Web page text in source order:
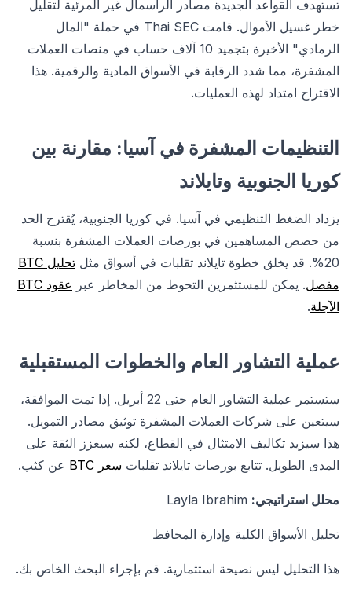
تستهدف القواعد الجديدة مصادر الرأسمال غير المرئية لتقليل
خطر غسيل الأموال. قامت Thai SEC في حملة "المال
الرمادي" الأخيرة بتجميد 10 آلاف حساب في منصات العملات
المشفرة، مما شدد الرقابة في الأسواق المادية والرقمية. هذا
الاقتراح امتداد لهذه العمليات.
التنظيمات المشفرة في آسيا: مقارنة بين
كوريا الجنوبية وتايلاند
يزداد الضغط التنظيمي في آسيا. في كوريا الجنوبية، يُقترح الحد
من حصص المساهمين في بورصات العملات المشفرة بنسبة
20%. قد يخلق خطوة تايلاند تقلبات في أسواق مثل
تحليل BTC
مفصل. يمكن للمستثمرين التحوط من المخاطر عبر
عقود BTC
الآجلة.
عملية التشاور العام والخطوات المستقبلية
ستستمر عملية التشاور العام حتى 22 أبريل. إذا تمت الموافقة،
سيتعين على شركات العملات المشفرة توثيق مصادر التمويل.
هذا سيزيد تكاليف الامتثال في القطاع، لكنه سيعزز الثقة على
المدى الطويل. تتابع بورصات تايلاند تقلبات سعر BTC عن كثب.
محلل استراتيجي:
تحليل الأسواق الكلية وإدارة المحافظ
هذا التحليل ليس نصيحة استثمارية. قم بإجراء البحث الخاص بك.